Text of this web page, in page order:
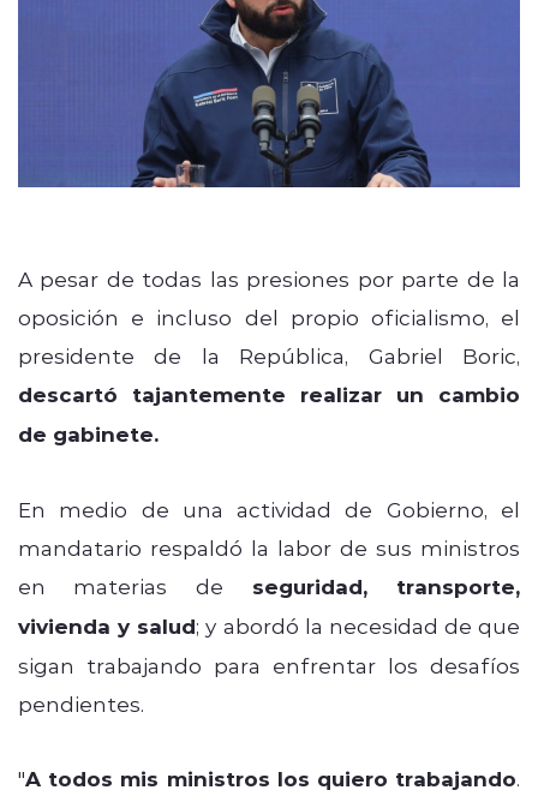
A pesar de todas las presiones por parte de la
oposición e incluso del propio oficialismo, el
presidente de la República, Gabriel Boric,
descartó tajantemente realizar un cambio
de gabinete.
En medio de una actividad de Gobierno, el
mandatario respaldó la labor de sus ministros
en materias de seguridad, transporte,
vivienda y salud; y abordó la necesidad de que
sigan trabajando para enfrentar los desafíos
pendientes.
"A todos mis ministros los quiero trabajando.